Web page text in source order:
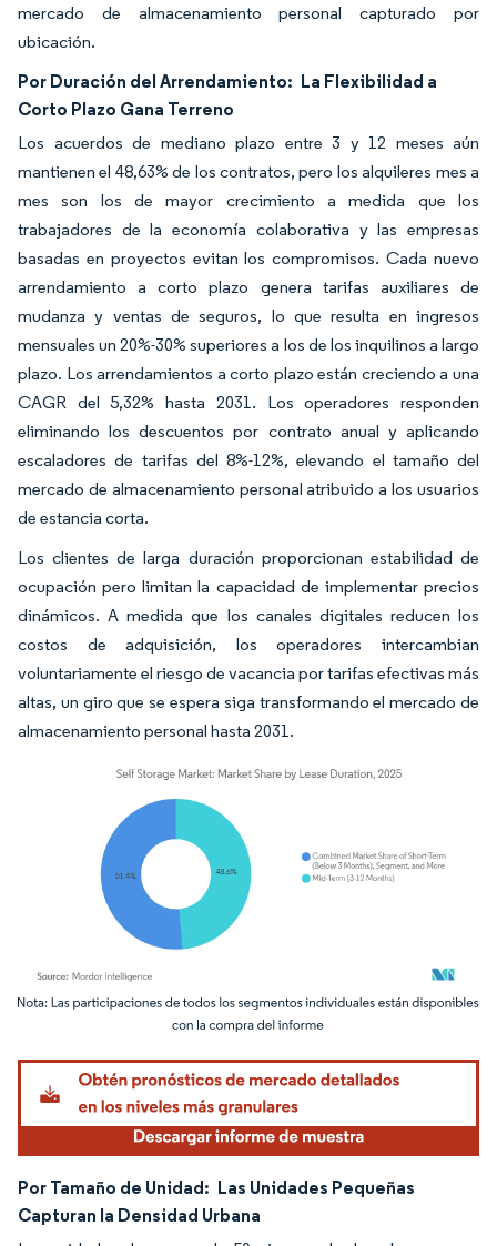
mercado de almacenamiento personal capturado por
ubicación.
Por Duración del Arrendamiento: La Flexibilidad a
Corto Plazo Gana Terreno
Los acuerdos de mediano plazo entre 3 y 12 meses aún
mantienen el 48,63% de los contratos, pero los alquileres mes a
mes son los de mayor crecimiento a medida que los
trabajadores de la economía colaborativa y las empresas
basadas en proyectos evitan los compromisos. Cada nuevo
arrendamiento a corto plazo genera tarifas auxiliares de
mudanza y ventas de seguros, lo que resulta en ingresos
mensuales un 20%-30% superiores a los de los inquilinos a largo
plazo. Los arrendamientos a corto plazo están creciendo a una
CAGR del 5,32% hasta 2031. Los operadores responden
eliminando los descuentos por contrato anual y aplicando
escaladores de tarifas del 8%-12%, elevando el tamaño del
mercado de almacenamiento personal atribuido a los usuarios
de estancia corta.
Los clientes de larga duración proporcionan estabilidad de
ocupación pero limitan la capacidad de implementar precios
dinámicos. A medida que los canales digitales reducen los
costos de adquisición, los operadores intercambian
voluntariamente el riesgo de vacancia por tarifas efectivas más
altas, un giro que se espera siga transformando el mercado de
almacenamiento personal hasta 2031.
Imagen © Mordor Intelligence. El uso requiere atribución según CC BY 4.0.
Por Tamaño de Unidad: Las Unidades Pequeñas
Capturan la Densidad Urbana